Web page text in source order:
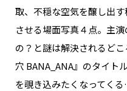
取、不穏な空気を醸し出
させる場面写真４点。主
の？と謎は解決されるど
穴 BANA_ANA』のタイト
を覗き込みたくなってく